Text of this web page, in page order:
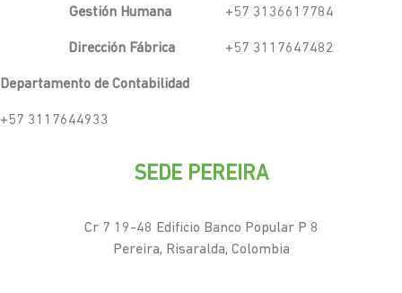
Gestión Humana+57 3136617784
Dirección Fábrica +57 3117647482
Departamento de Contabilidad
+57 3117644933
SEDE PEREIRA
Cr 7 19-48 Edificio Banco Popular P 8
Pereira, Risaralda, Colombia